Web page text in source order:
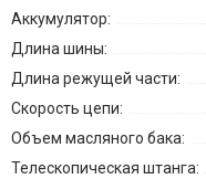
Аккумулятор:
Длина шины:
Длина режущей части:
Скорость цепи:
Объем масляного бака:
Телескопическая штанга: